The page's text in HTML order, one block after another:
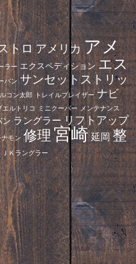
トロアメリカ アメ
ラー エクスペディション エス
バン サンセットストリッ
コン太郎 トレイルブレイザー ナビ
エルトリコ ミニクーパー メンテナンス
ン ラングラーリフトアップ
モン 修理宮崎延岡整
ＪＫラングラー